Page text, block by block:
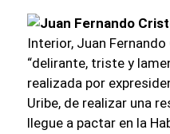
Interior, Juan
“delirante, triste y
realizada por
Uribe, de realizar una
llegue a pactar en la